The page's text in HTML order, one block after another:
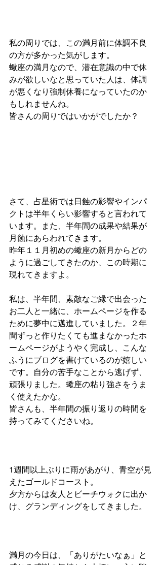
私の周りでは、この満月前に体調不良
の方が多かった気がします。
蠍座の満月なので、潜在意識の中で休
みが欲しいなと思っていた人は、体調
が悪くなり強制休養になっていたのか
もしれませんね。
皆さんの周りではいかがでしたか？
さて、占星術では日蝕の影響やインパ
クトは半年くらい影響すると言われて
います。また、半年間の成果や結果が
月蝕にあらわれてきます。
昨年１１月初めの蠍座の新月からどの
ように過ごしてきたのか、この時期に
現れてきますよ。
私は、半年間、素敵なご縁で出会った
お二人と一緒に、ホームページを作る
ために夢中に邁進していました。２年
間ずっと作りたくても進まなかったホ
ームページがようやく完成し、こんな
ふうにブログを書けているのが嬉しい
です。自分の苦手なことから逃げず、
頑張りました。蠍座の粘り強さをうま
く使えたかな。
皆さんも、半年間の振り返りの時間を
持ってみてくださいね。
1週間以上ぶりに雨があがり、青空が見
えたゴールドコースト。
夕方からは友人とビーチウォクに出か
け、グランディングをしてきました。
満月の今日は、「ありがたいなぁ」と